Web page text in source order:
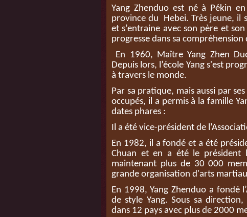
Yang Zhenduo est né à Pékin
province du Hebei. Très jeune, il
et s’entraine avec son père et
progresse dans sa
En 1960, Maître Yang Zhen
Depuis lors, l’école Yang s'est
à travers le monde.
Par sa pratique, mais aussi par
occupés, il a permis à la famille
dates phares :
Il a été vice-président de
En 1982, il a fondé et a été
Chuan et en a été le président
maintenant plus de 30 000
grande organisation d'arts
En 1998, Yang Zhenduo a fondé
de style Yang. Sous sa
dans 12 pays avec plus de 2000